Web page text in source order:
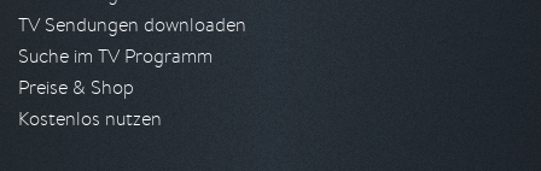
TV Sendungen downloaden
Suche im TV Programm
Preise & Shop
Kostenlos nutzen